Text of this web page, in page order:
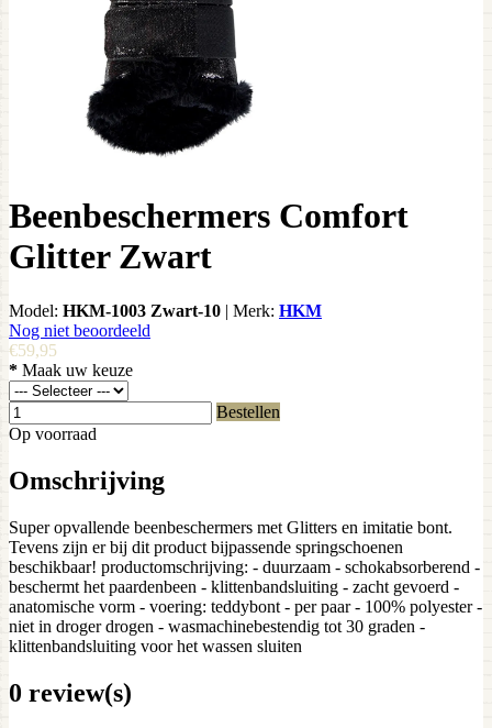
Beenbeschermers Comfort
Glitter Zwart
Model: HKM-1003 Zwart-10 | Merk: HKM
Nog niet beoordeeld
€59,95
* Maak uw keuze
Bestellen
Op voorraad
Omschrijving
Super opvallende beenbeschermers met Glitters en imitatie bont.
Tevens zijn er bij dit product bijpassende springschoenen
beschikbaar! productomschrijving: - duurzaam - schokabsorberend -
beschermt het paardenbeen - klittenbandsluiting - zacht gevoerd -
anatomische vorm - voering: teddybont - per paar - 100% polyester -
niet in droger drogen - wasmachinebestendig tot 30 graden -
klittenbandsluiting voor het wassen sluiten
0 review(s)